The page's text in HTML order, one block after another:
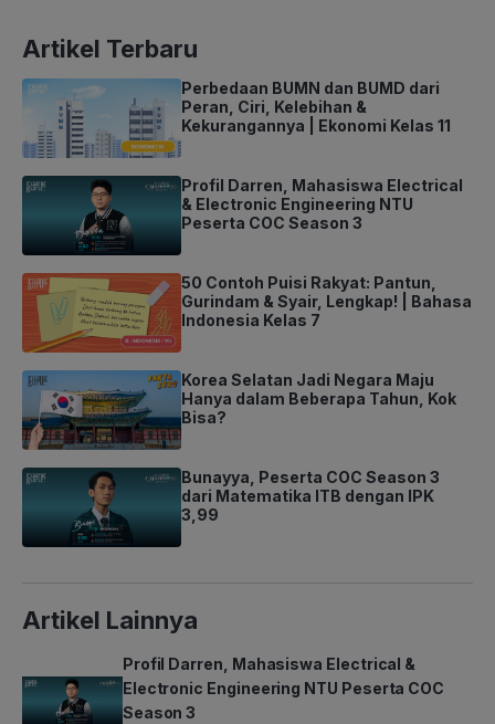
Artikel Terbaru
Perbedaan BUMN dan BUMD dari
Peran, Ciri, Kelebihan &
Kekurangannya | Ekonomi Kelas 11
Profil Darren, Mahasiswa Electrical
& Electronic Engineering NTU
Peserta COC Season 3
50 Contoh Puisi Rakyat: Pantun,
Gurindam & Syair, Lengkap! | Bahasa
Indonesia Kelas 7
Korea Selatan Jadi Negara Maju
Hanya dalam Beberapa Tahun, Kok
Bisa?
Bunayya, Peserta COC Season 3
dari Matematika ITB dengan IPK
3,99
Artikel Lainnya
Profil Darren, Mahasiswa Electrical &
Electronic Engineering NTU Peserta COC
Season 3